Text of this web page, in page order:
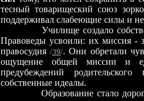
тесный товарищеский союз
поддерживал слабеющие силы и
Училище создало
Правоведы усвоили: их миссия -
правосудия /39/. Они обретали
ощущение общей миссии и
предубеждений родительского
собственные идеалы.
Образование стало